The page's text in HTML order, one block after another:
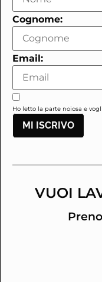
Cognome:
Email:
Ho letto la parte noiosa e
MI ISCRIVO
VUOI